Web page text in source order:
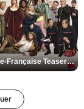
De la Comédie-Française Teaser VF